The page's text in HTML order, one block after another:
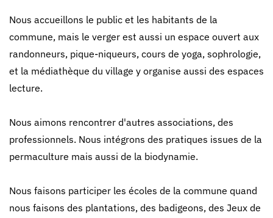
Nous accueillons le public et les habitants de la
commune, mais le verger est aussi un espace ouvert aux
randonneurs, pique-niqueurs, cours de yoga, sophrologie,
et la médiathèque du village y organise aussi des espaces
lecture.
Nous aimons rencontrer d'autres associations, des
professionnels. Nous intégrons des pratiques issues de la
permaculture mais aussi de la biodynamie.
Nous faisons participer les écoles de la commune quand
nous faisons des plantations, des badigeons, des Jeux de